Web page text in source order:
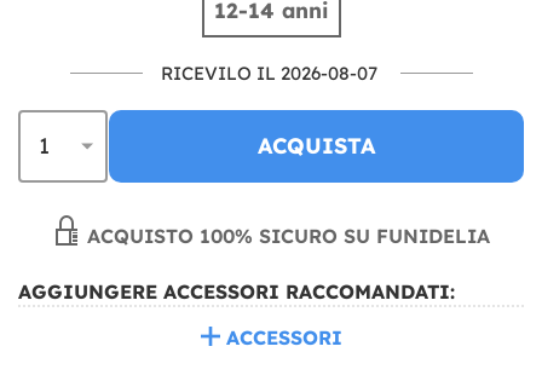
12-14 anni
RICEVILO IL 2026-08-07
ACQUISTA
ACQUISTO 100% SICURO SU FUNIDELIA
AGGIUNGERE ACCESSORI RACCOMANDATI:
ACCESSORI